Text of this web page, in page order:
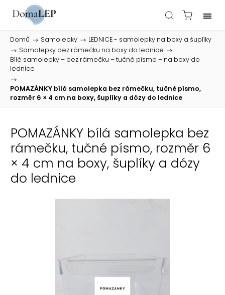
Domů / Samolepky /
LEDNICE - samolepky na boxy a šuplíky
/
Samolepky bez rámečku na boxy do lednice /
Bílé samolepky – bez rámečku – tučné písmo – na boxy do
lednice
/
POMAZÁNKY bílá samolepka bez rámečku, tučné písmo,
rozměr 6 × 4 cm na boxy, šuplíky a dózy do lednice
POMAZÁNKY bílá samolepka bez
rámečku, tučné písmo, rozměr 6
× 4 cm na boxy, šuplíky a dózy
do lednice